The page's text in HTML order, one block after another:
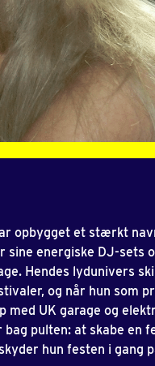
opbygget et stærkt
sine energiske DJ-sets
Hendes lydunivers
og når hun som
med UK garage og
pulten: at skabe en
hun festen i gang